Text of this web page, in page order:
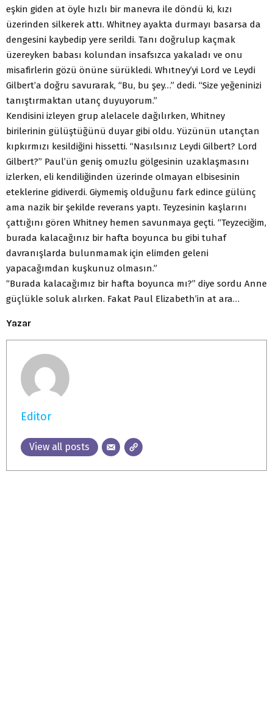
eşkin giden at öyle hızlı bir manevra ile döndü ki, kızı
üzerinden silkerek attı. Whitney ayakta durmayı basarsa da
dengesini kaybedip yere serildi. Tanı doğrulup kaçmak
üzereyken babası kolundan insafsızca yakaladı ve onu
misafirlerin gözü önüne sürükledi. Whıtney’yi Lord ve Leydi
Gilbert’a doğru savurarak, “Bu, bu şey…” dedi. “Size yeğeninizi
tanıştırmaktan utanç duyuyorum.”
Kendisini izleyen grup alelacele dağılırken, Whitney
birilerinin gülüştüğünü duyar gibi oldu. Yüzünün utançtan
kıpkırmızı kesildiğini hissetti. “Nasılsınız Leydi Gilbert? Lord
Gilbert?” Paul’ün geniş omuzlu gölgesinin uzaklaşmasını
izlerken, eli kendiliğinden üzerinde olmayan elbisesinin
eteklerine gidiverdi. Giymemiş olduğunu fark edince gülünç
ama nazik bir şekilde reverans yaptı. Teyzesinin kaşlarını
çattığını gören Whitney hemen savunmaya geçti. “Teyzeciğim,
burada kalacağınız bir hafta boyunca bu gibi tuhaf
davranışlarda bulunmamak için elimden geleni
yapacağımdan kuşkunuz olmasın.”
“Burada kalacağımız bir hafta boyunca mı?” diye sordu Anne
güçlükle soluk alırken. Fakat Paul Elizabeth’in at ara…
Yazar
Editor
View all posts